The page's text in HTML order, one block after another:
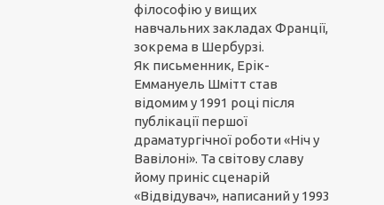
філософію у вищих
навчальних закладах Франції,
зокрема в Шербурзі.
Як письменник, Ерік-
Еммануель Шмітт став
відомим у 1991 році після
публікації першої
драматургічної роботи «Ніч у
Вавілоні». Та світову славу
йому приніс сценарій
«Відвідувач», написаний у 1993